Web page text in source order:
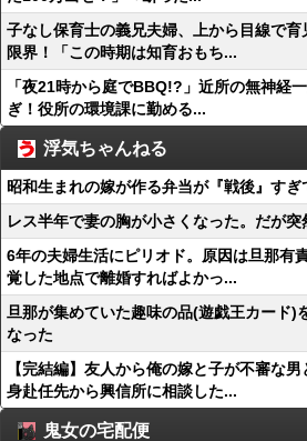
子なし保育士の義兄夫婦、上から目線で
限界！「この時期は知育おもち...
「夜21時から庭でBBQ!?」近所の無神経
ぎ！役所の環境課に勤める...
浮気ちゃんねる
昭和生まれの嫁が作る弁当が『戦後』すぎ
レス半年で妻の胸が小さくなった。だが突
6年の夫婦生活にピリオド。原因は旦那有
覚した地点で離婚すればよかっ...
旦那が集めていた趣味の品(遊戯王カード)
なった
【完結編】友人から俺の嫁と子が不審な
身赴任先から興信所に相談した...
鬼女の宅配便